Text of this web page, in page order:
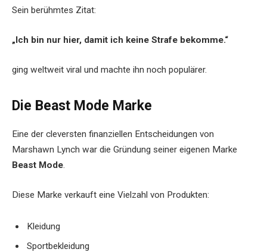
Sein berühmtes Zitat:
„Ich bin nur hier, damit ich keine Strafe bekomme.“
ging weltweit viral und machte ihn noch populärer.
Die Beast Mode Marke
Eine der cleversten finanziellen Entscheidungen von
Marshawn Lynch war die Gründung seiner eigenen Marke
Beast Mode.
Diese Marke verkauft eine Vielzahl von Produkten:
Kleidung
Sportbekleidung